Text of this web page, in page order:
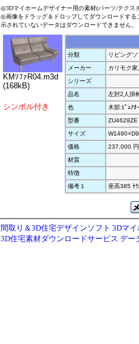
◎3Dマイホームデザイナー用の素材(パーツ/テクス
◎画像をドラッグ＆ドロップしてダウンロードす
示されていないデータはダウンロードできません。
KMｿﾌｧR04.m3d
(168kB)
シンボル付き
分類
リビング
メーカー
カリモク家
シリーズ
品名
左肘2人掛
色
木部:ﾋﾟｭｱｵ
型番
ZU4629ZE
サイズ
価格
237,000 円
材質
特徴
備考１
座高385 ﾅ
間取り＆3D住宅デザインソフト 3Dマ
3D住宅素材ダウンロードサービス デー